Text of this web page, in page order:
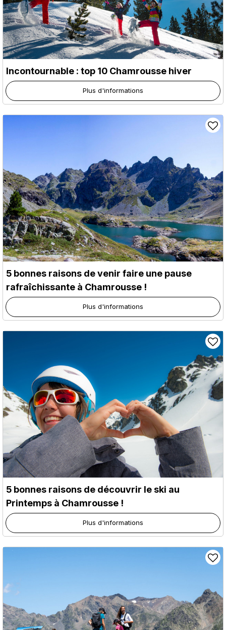
Incontournable : top 10 Chamrousse hiver
Plus d'informations
5 bonnes raisons de venir faire une pause
rafraîchissante à Chamrousse !
Plus d'informations
5 bonnes raisons de découvrir le ski au
Printemps à Chamrousse !
Plus d'informations